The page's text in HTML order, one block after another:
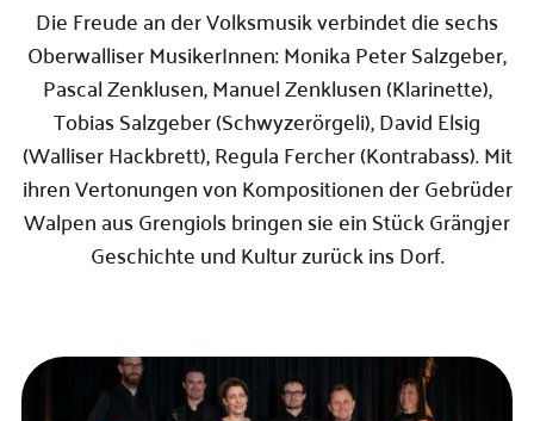
Die Freude an der Volksmusik verbindet die sechs
Oberwalliser MusikerInnen: Monika Peter Salzgeber,
Pascal Zenklusen, Manuel Zenklusen (Klarinette),
Tobias Salzgeber (Schwyzerörgeli), David Elsig
(Walliser Hackbrett), Regula Fercher (Kontrabass). Mit
ihren Vertonungen von Kompositionen der Gebrüder
Walpen aus Grengiols bringen sie ein Stück Grängjer
Geschichte und Kultur zurück ins Dorf.